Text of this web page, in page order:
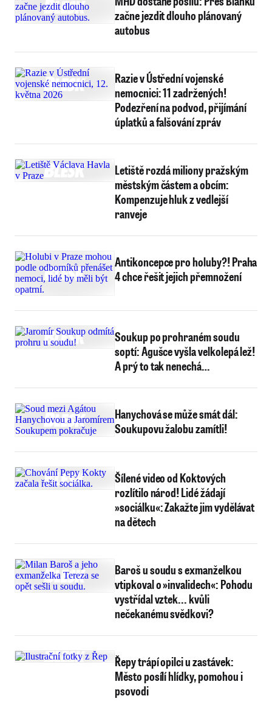
začne jezdit dlouho plánovaný
autobus
Razie v Ústřední vojenské
nemocnici: 11 zadržených!
Podezření na podvod, přijímání
úplatků a falšování zpráv
Letiště rozdá miliony pražským
městským částem a obcím:
Kompenzuje hluk z vedlejší
ranveje
Antikoncepce pro holuby?! Praha
4 chce řešit jejich přemnožení
Soukup po prohraném soudu
soptí: Agušce vyšla velkolepá lež!
A prý to tak nenechá…
Hanychová se může smát dál:
Soukupovu žalobu zamítli!
Šílené video od Koktových
rozlítilo národ! Lidé žádají
»sociálku«: Zakažte jim vydělávat
na dětech
Baroš u soudu s exmanželkou
vtipkoval o »invalidech«: Pohodu
vystřídal vztek... kvůli
nečekanému svědkovi?
Řepy trápí opilci u zastávek:
Město posílí hlídky, pomohou i
psovodi